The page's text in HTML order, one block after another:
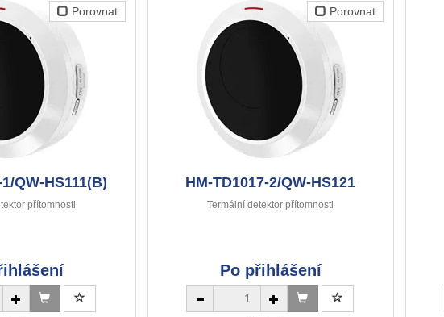
Porovnat
QW-HS111(B)
přítomnosti
Porovnat
HM-TD1017-2/QW-HS121
Termální detektor přítomnosti
Po přihlášení